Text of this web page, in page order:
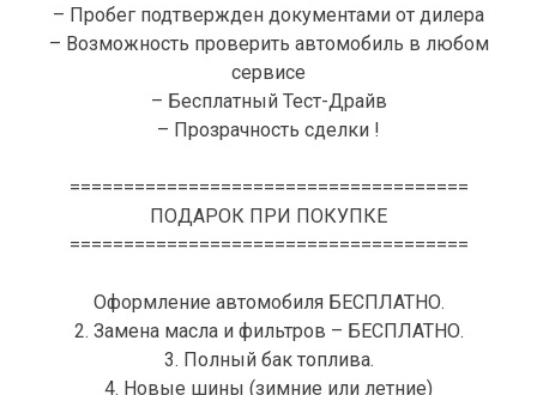
– Пробег подтвержден документами от дилера
– Возможность проверить автомобиль в любом
сервисе
– Бесплатный Тест-Драйв
– Прозрачность сделки !
=====================================
ПОДАРОК ПРИ ПОКУПКЕ
=====================================
Оформление автомобиля БЕСПЛАТНО.
2. Замена масла и фильтров – БЕСПЛАТНО.
3. Полный бак топлива.
4. Новые шины (зимние или летние)